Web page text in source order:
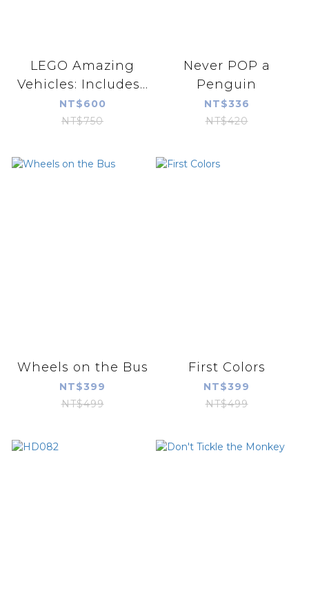
LEGO Amazing
Vehicles: Includes...
NT$600
NT$750
Never POP a
Penguin
NT$336
NT$420
Wheels on the Bus
NT$399
NT$499
First Colors
NT$399
NT$499